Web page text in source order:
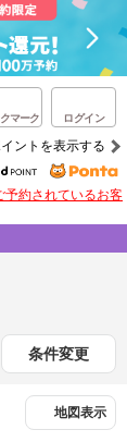
マーク ログイン
ントを表示する
予約されているお客
条件変更
地図表示